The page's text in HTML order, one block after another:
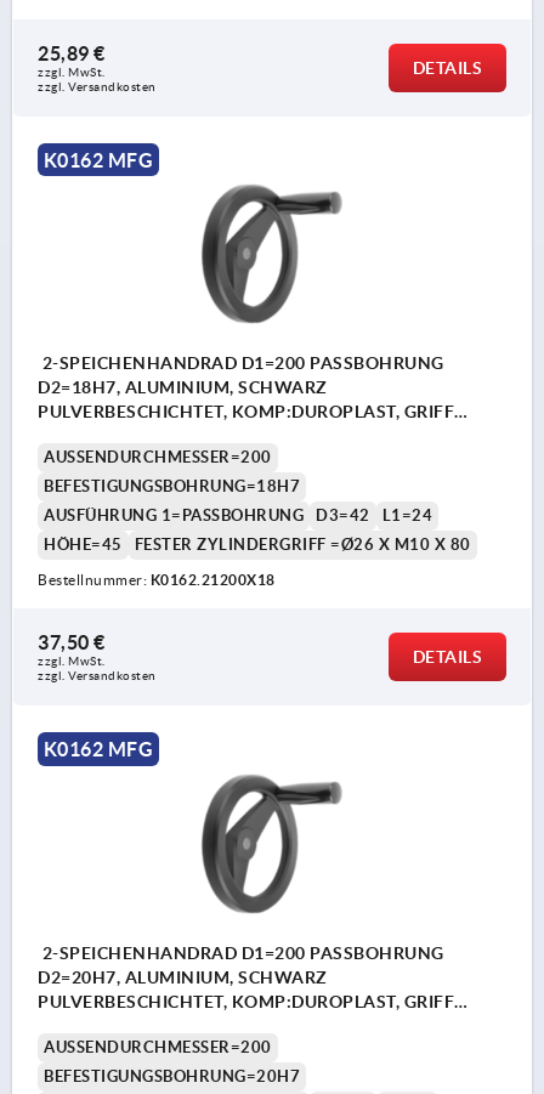
25,89 €
zzgl. MwSt.
zzgl. Versandkosten
DETAILS
K0162 MFG
2-SPEICHENHANDRAD D1=200 PASSBOHRUNG
D2=18H7, ALUMINIUM, SCHWARZ
PULVERBESCHICHTET, KOMP:DUROPLAST, GRIFF
AUSSENDURCHMESSER=200
BEFESTIGUNGSBOHRUNG=18H7
AUSFÜHRUNG 1=PASSBOHRUNG
D3=42
L1=24
HÖHE=45
FESTER ZYLINDERGRIFF =Ø26 X M10 X 80
Bestellnummer: K0162.21200X18
37,50 €
zzgl. MwSt.
zzgl. Versandkosten
DETAILS
K0162 MFG
2-SPEICHENHANDRAD D1=200 PASSBOHRUNG
D2=20H7, ALUMINIUM, SCHWARZ
PULVERBESCHICHTET, KOMP:DUROPLAST, GRIFF
AUSSENDURCHMESSER=200
BEFESTIGUNGSBOHRUNG=20H7